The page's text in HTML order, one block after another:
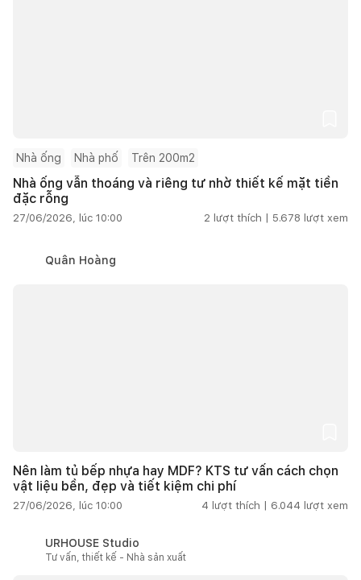
Nhà ống Nhà phố Trên 200m2
Nhà ống vẫn thoáng và riêng tư nhờ thiết kế mặt tiền
đặc rỗng
27/06/2026, lúc 10:00 2 lượt thích | 5.678 lượt xem
Quân Hoàng
Nên làm tủ bếp nhựa hay MDF? KTS tư vấn cách chọn
vật liệu bền, đẹp và tiết kiệm chi phí
27/06/2026, lúc 10:00 4 lượt thích | 6.044 lượt xem
URHOUSE Studio
Tư vấn, thiết kế - Nhà sản xuất